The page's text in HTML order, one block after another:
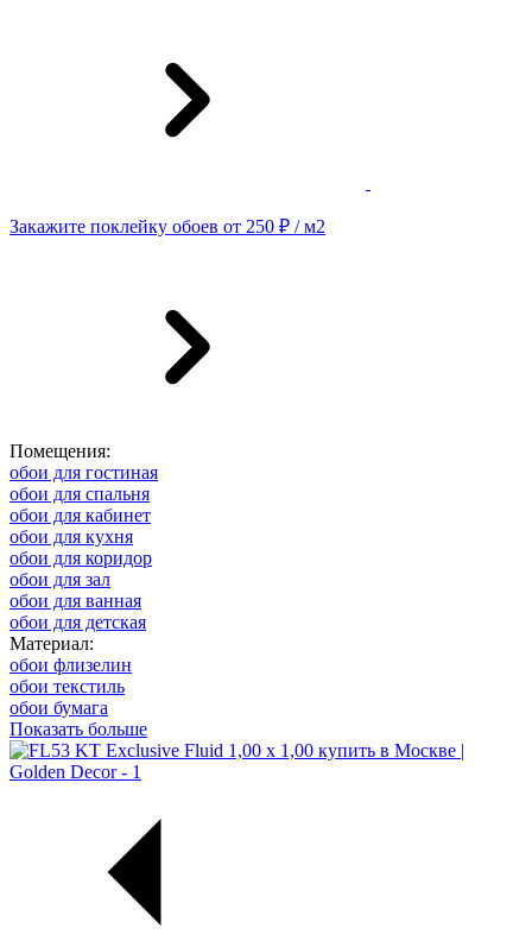
Закажите поклейку обоев от 250 ₽ / м2
Помещения:
обои для гостиная
обои для спальня
обои для кабинет
обои для кухня
обои для коридор
обои для зал
обои для ванная
обои для детская
Материал:
обои флизелин
обои текстиль
обои бумага
Показать больше